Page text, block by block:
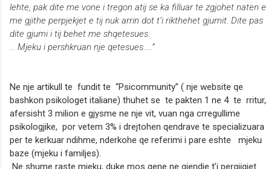
lehte, pak dite me vone i tregon atij se ka filluar te zgjohet naten e
me gjithe perpjekjet e tij nuk arrin dot t’i rikthehet gjumit. Dite pas
dite gjumi i tij behet me shqetesues.
... Mjeku i pershkruan nje qetesues…..”
Ne nje artikull te fundit te “Psicommunity” ( nje website qe
bashkon psikologet italiane) thuhet se te pakten 1 ne 4 te rritur,
afersisht 3 milion e gjysme ne nje vit, vuan nga crregullime
psikologjike, por vetem 3% i drejtohen qendrave te specializuara
per te kerkuar ndihme, nderkohe qe referimi i pare eshte mjeku
baze (mjeku i familjes).
Ne shume raste mjeku, duke mos qene ne gjendje t’i pergjigjet